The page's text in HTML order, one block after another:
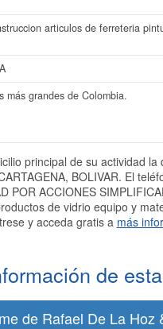
articulos de ferreteria
más grandes de Colombia.
principal de su actividad la
BOLIVAR. El
POR ACCIONES
de vidrio equipo y
y acceda gratis a más
de
de Rafael De La Hoz